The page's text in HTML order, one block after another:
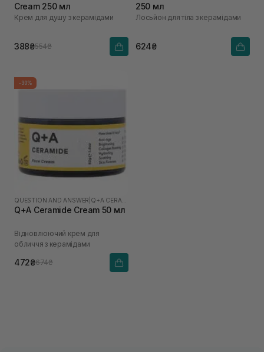
Cream 250 мл
Крем для душу з керамідами
388₴554₴
250 мл
Лосьйон для тіла з керамідами
624₴
-30%
QUESTION AND ANSWER
Q+A Ceramide Cream 50 мл
Відновлюючий крем для
обличчя з керамідами
472₴674₴